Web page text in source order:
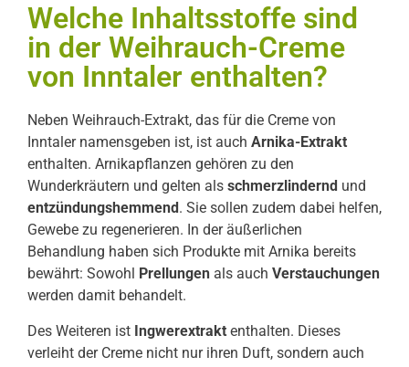
Welche Inhaltsstoffe sind
in der Weihrauch-Creme
von Inntaler enthalten?
Neben Weihrauch-Extrakt, das für die Creme von
Inntaler namensgeben ist, ist auch Arnika-Extrakt
enthalten. Arnikapflanzen gehören zu den
Wunderkräutern und gelten als schmerzlindernd und
entzündungshemmend . Sie sollen zudem dabei helfen,
Gewebe zu regenerieren. In der äußerlichen
Behandlung haben sich Produkte mit Arnika bereits
bewährt: Sowohl
Prellungen als auch Verstauchungen
werden damit behandelt.
Des Weiteren ist Ingwerextrakt enthalten. Dieses
verleiht der Creme nicht nur ihren Duft, sondern auch